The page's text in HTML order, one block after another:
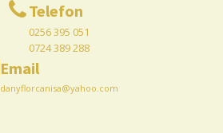
Telefon
0256 395 051
0724 389 288
Email
danyflorcanisa@yahoo.com